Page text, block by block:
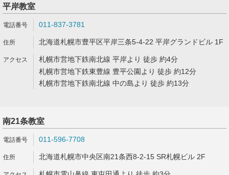
平岸教室
011-837-3781
北海道札幌市豊平区平岸三条5-4-22 平岸グランドビル 1F
札幌市営地下鉄南北線 平岸より 徒歩 約4分
札幌市営地下鉄東豊線 豊平公園より 徒歩 約12分
札幌市営地下鉄南北線 中の島より 徒歩 約13分
南21条教室
011-596-7708
北海道札幌市中央区南21条西8-2-15 SR札幌ビル 2F